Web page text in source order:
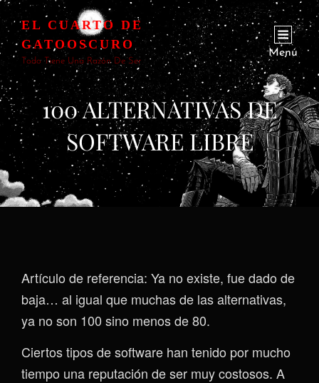
EL CUARTO DE
GATOOSCURO
Todo Tiene Una Razón De Ser
Menú
100 ALTERNATIVAS DE
SOFTWARE LIBRE
Artículo de referencia: Ya no existe, fue dado de
baja… al igual que muchas de las alternativas,
ya no son 100 sino menos de 80.
Ciertos tipos de software han tenido por mucho
tiempo una reputación de ser muy costosos. A